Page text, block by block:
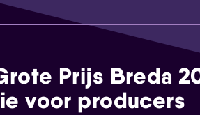
Prijs Breda
voor producers